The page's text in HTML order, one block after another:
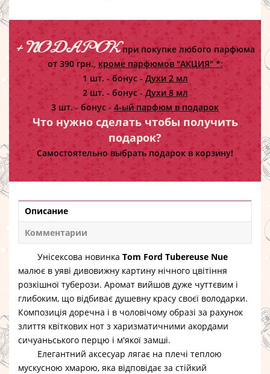
+ ПОДАРОКпри покупке любого парфюма
от 390 грн., кроме парфюмов "АКЦИЯ" *:
1 шт. - бонус - Духи 2 мл
2 шт. - бонус -Духи 8 мл
3 шт. - бонус - 4-ый парфюм в подарок
Что нужно сделать чтобы получить
подарок?
Самостоятельно выбрать подарок в корзину!
Описание
Комментарии
Унісексова новинка Tom Ford Tubereuse Nue
малює в уяві дивовижну картину нічного цвітіння
розкішної туберози. Аромат вийшов дуже чуттєвим і
глибоким, що відбиває душевну красу своєї володарки.
Композиція доречна і в чоловічому образі за рахунок
злиття квіткових нот з харизматичними акордами
сичуаньського перцю і м'якої замші.
Елегантний аксесуар лягає на плечі теплою
мускусною хмарою, яка відповідає за стійкий